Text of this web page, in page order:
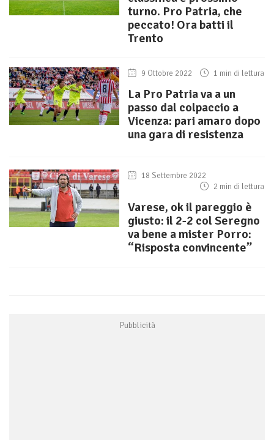
turno. Pro Patria, che
peccato! Ora batti il
Trento
9 Ottobre 2022 1 min di lettura
La Pro Patria va a un
passo dal colpaccio a
Vicenza: pari amaro dopo
una gara di resistenza
18 Settembre 2022
2 min di lettura
Varese, ok il pareggio è
giusto: il 2-2 col Seregno
va bene a mister Porro:
“Risposta convincente”